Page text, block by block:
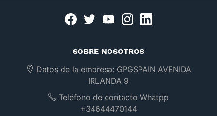
Facebook
twitteryoutubeinstagram
SOBRE NOSOTROS
Datos de la empresa: GPGSPAIN AVENIDA
IRLANDA 9
Teléfono de contacto Whatpp
+34644470144